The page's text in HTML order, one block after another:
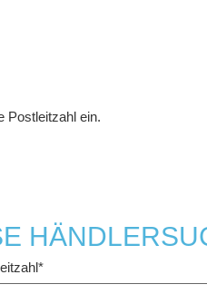
Postleitzahl ein.